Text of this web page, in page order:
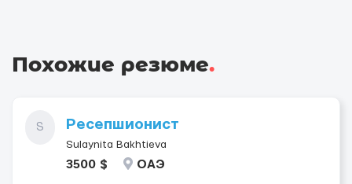
Похожие резюме.
S Ресепшионист
Sulaynita Bakhtieva
3500 $ ОАЭ